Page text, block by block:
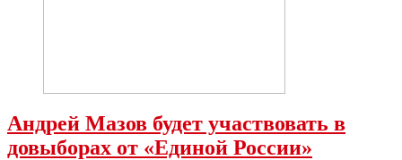
Андрей Мазов будет участвовать в
довыборах от «Единой России»